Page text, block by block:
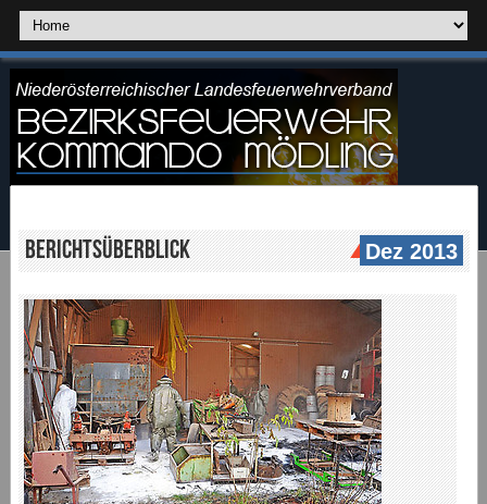
Berichtsüberblick Dez 2013